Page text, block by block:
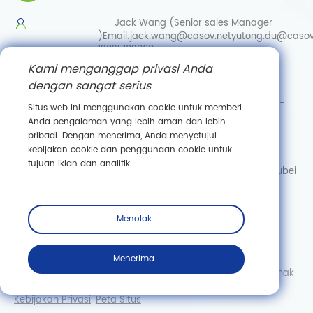
Jack Wang (Senior sales Manager
)Email:jack.wang@casov.net
13035103869
Services & Suggestions
Email:info@casovbio.net
Direct/Wechat:
0086-
15307143249
Wuhan Synthetic Biology Innovation Hub
No. 89, Gaokeyuan 3rd Road,
Donghu New Technology Development Zone, Wuhan, Hubei
Berlangganan
Hak Cipta © Wuhan Casov Green Biotech Co., Ltd. Semua hak
Kebijakan Privasi Peta Situs
Kami menganggap privasi Anda
dengan sangat serius
Situs web ini menggunakan cookie untuk memberi
Anda pengalaman yang lebih aman dan lebih
pribadi. Dengan menerima, Anda menyetujui
kebijakan cookie dan penggunaan cookie untuk
tujuan iklan dan analitik.
Menolak
Menerima